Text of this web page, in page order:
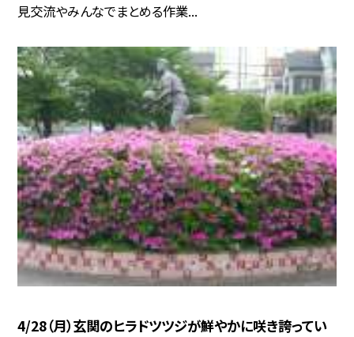
見交流やみんなでまとめる作業...
4/28（月）玄関のヒラドツツジが鮮やかに咲き誇ってい